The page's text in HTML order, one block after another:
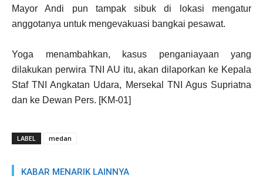
Mayor Andi pun tampak sibuk di lokasi mengatur
anggotanya untuk mengevakuasi bangkai pesawat.
Yoga menambahkan, kasus penganiayaan yang
dilakukan perwira TNI AU itu, akan dilaporkan ke Kepala
Staf TNI Angkatan Udara, Mersekal TNI Agus Supriatna
dan ke Dewan Pers. [KM-01]
LABEL medan
KABAR MENARIK LAINNYA